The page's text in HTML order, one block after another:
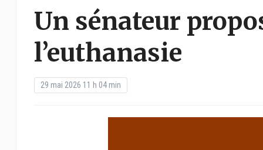
Un sénateur
l’euthanasie
29 mai 2026 11 h 04 min